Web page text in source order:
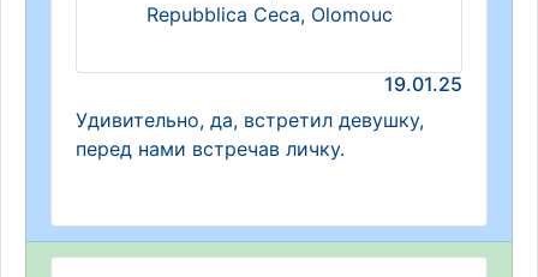
Repubblica Ceca, Olomouc
19.01.25
Удивительно, да, встретил девушку,
перед нами встречав личку.